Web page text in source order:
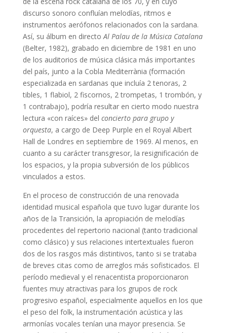
discurso sonoro confluían melodías, ritmos e
instrumentos aerófonos relacionados con la sardana.
Así, su álbum en directoAl Palau de la Música Catalana
(Belter, 1982), grabado en diciembre de 1981 en uno
de los auditorios de música clásica más importantes
del país, junto a la Cobla Mediterrània (formación
especializada en sardanas que incluía 2 tenoras, 2
tibles, 1 flabiol, 2 fiscornos, 2 trompetas, 1 trombón, y
1 contrabajo), podría resultar en cierto modo nuestra
lectura «con raíces» del concierto para grupo y
orquesta, a cargo de Deep Purple en el Royal Albert
Hall de Londres en septiembre de 1969. Al menos, en
cuanto a su carácter transgresor, la resignificación de
los espacios, y la propia subversión de los públicos
vinculados a estos.
En el proceso de construcción de una renovada
identidad musical española que tuvo lugar durante los
años de la Transición, la apropiación de melodías
procedentes del repertorio nacional (tanto tradicional
como clásico) y sus relaciones intertextuales fueron
dos de los rasgos más distintivos, tanto si se trataba
de breves citas como de arreglos más sofisticados. El
período medieval y el renacentista proporcionaron
fuentes muy atractivas para los grupos de rock
progresivo español, especialmente aquellos en los que
el peso del folk, la instrumentación acústica y las
armonías vocales tenían una mayor presencia. Se